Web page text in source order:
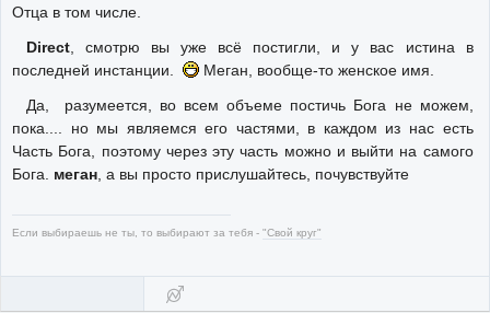
Отца в том числе.
Direct, смотрю вы уже всё постигли, и у вас истина в
последней инстанции.
Меган, вообще-то женское имя.
Да, разумеется, во всем объеме постичь Бога не можем,
пока.... но мы являемся его частями, в каждом из нас есть
Часть Бога, поэтому через эту часть можно и выйти на самого
Бога. меган , а вы просто прислушайтесь, почувствуйте
Если выбираешь не ты, то выбирают за тебя - "Свой круг"